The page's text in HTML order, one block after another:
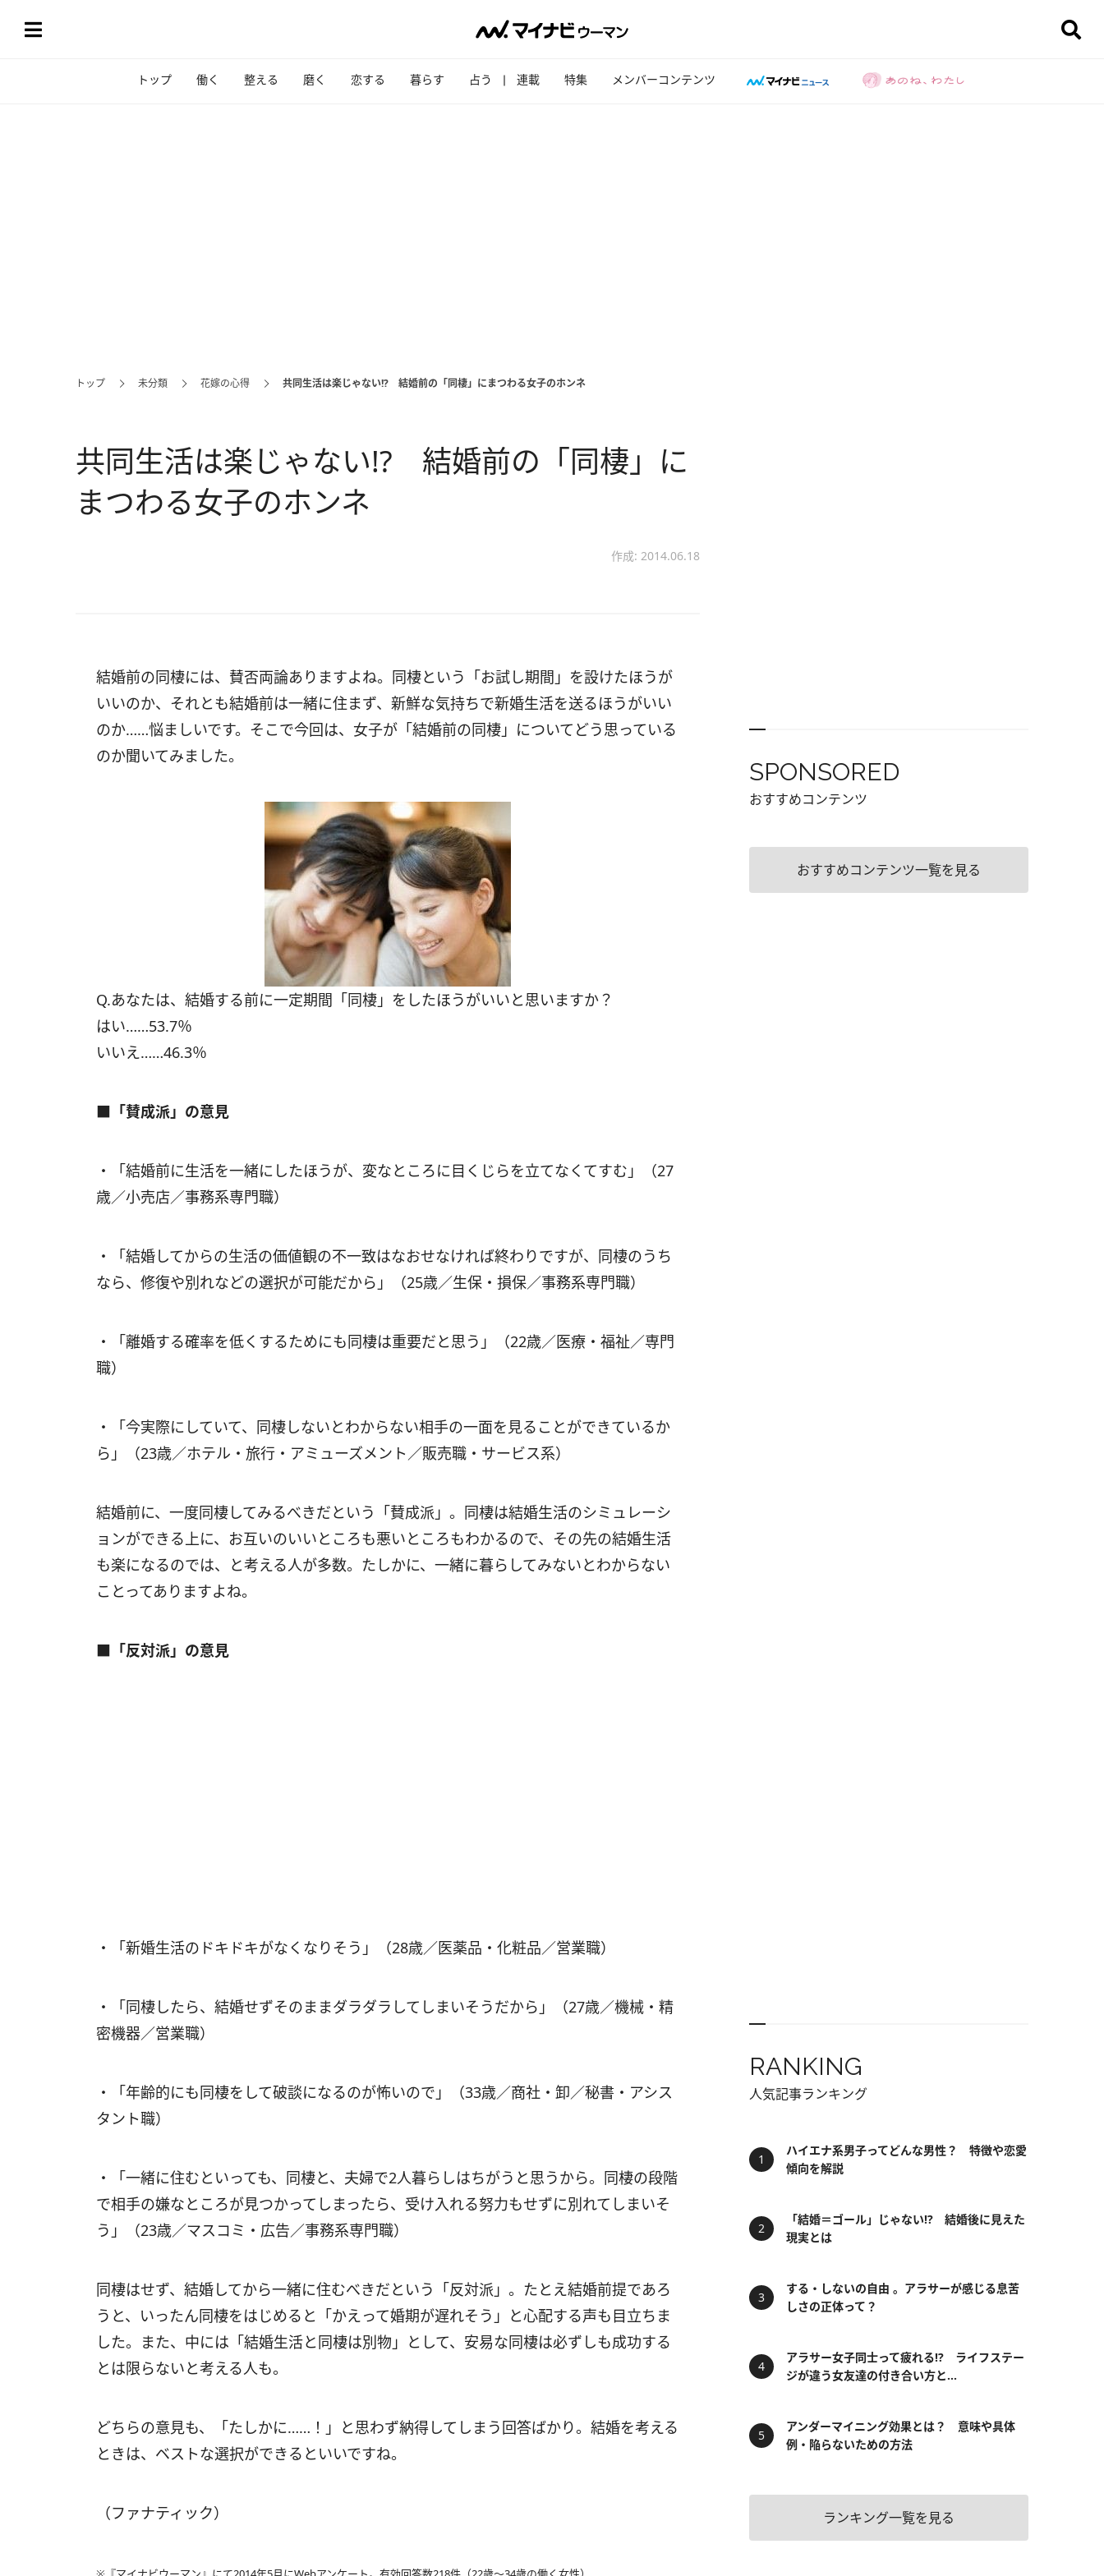
トップ 働く 整える 磨く 恋する 暮らす 占う 連載 特集 メンバーコンテンツ
トップ 未分類 花嫁の心得 共同生活は楽じゃない!? 結婚前の「同棲」にまつわる女子のホンネ
共同生活は楽じゃない!? 結婚前の「同棲」に
まつわる女子のホンネ
作成: 2014.06.18
結婚前の同棲には、賛否両論ありますよね。同棲という「お試し期間」を設けたほうが
いいのか、それとも結婚前は一緒に住まず、新鮮な気持ちで新婚生活を送るほうがいい
のか……悩ましいです。そこで今回は、女子が「結婚前の同棲」についてどう思っている
のか聞いてみました。
Q.あなたは、結婚する前に一定期間「同棲」をしたほうがいいと思いますか？
はい……53.7％
いいえ……46.3％
■「賛成派」の意見
・「結婚前に生活を一緒にしたほうが、変なところに目くじらを立てなくてすむ」（27
歳／小売店／事務系専門職）
・「結婚してからの生活の価値観の不一致はなおせなければ終わりですが、同棲のうち
なら、修復や別れなどの選択が可能だから」（25歳／生保・損保／事務系専門職）
・「離婚する確率を低くするためにも同棲は重要だと思う」（22歳／医療・福祉／専門
職）
・「今実際にしていて、同棲しないとわからない相手の一面を見ることができているか
ら」（23歳／ホテル・旅行・アミューズメント／販売職・サービス系）
結婚前に、一度同棲してみるべきだという「賛成派」。同棲は結婚生活のシミュレーシ
ョンができる上に、お互いのいいところも悪いところもわかるので、その先の結婚生活
も楽になるのでは、と考える人が多数。たしかに、一緒に暮らしてみないとわからない
ことってありますよね。
■「反対派」の意見
・「新婚生活のドキドキがなくなりそう」（28歳／医薬品・化粧品／営業職）
・「同棲したら、結婚せずそのままダラダラしてしまいそうだから」（27歳／機械・精
密機器／営業職）
・「年齢的にも同棲をして破談になるのが怖いので」（33歳／商社・卸／秘書・アシス
タント職）
・「一緒に住むといっても、同棲と、夫婦で2人暮らしはちがうと思うから。同棲の段階
で相手の嫌なところが見つかってしまったら、受け入れる努力もせずに別れてしまいそ
う」（23歳／マスコミ・広告／事務系専門職）
同棲はせず、結婚してから一緒に住むべきだという「反対派」。たとえ結婚前提であろ
うと、いったん同棲をはじめると「かえって婚期が遅れそう」と心配する声も目立ちま
した。また、中には「結婚生活と同棲は別物」として、安易な同棲は必ずしも成功する
とは限らないと考える人も。
どちらの意見も、「たしかに……！」と思わず納得してしまう回答ばかり。結婚を考える
ときは、ベストな選択ができるといいですね。
（ファナティック）
SPONSORED
おすすめコンテンツ
おすすめコンテンツ一覧を見る
RANKING
人気記事ランキング
ハイエナ系男子ってどんな男性？ 特徴や恋愛
傾向を解説
「結婚＝ゴール」じゃない⁉ 結婚後に見えた
現実とは
する・しないの自由 。アラサーが感じる息苦
しさの正体って？
アラサー女子同士って疲れる⁉ ライフステー
ジが違う女友達の付き合い方と...
アンダーマイニング効果とは？ 意味や具体
例・陥らないための方法
ランキング一覧を見る